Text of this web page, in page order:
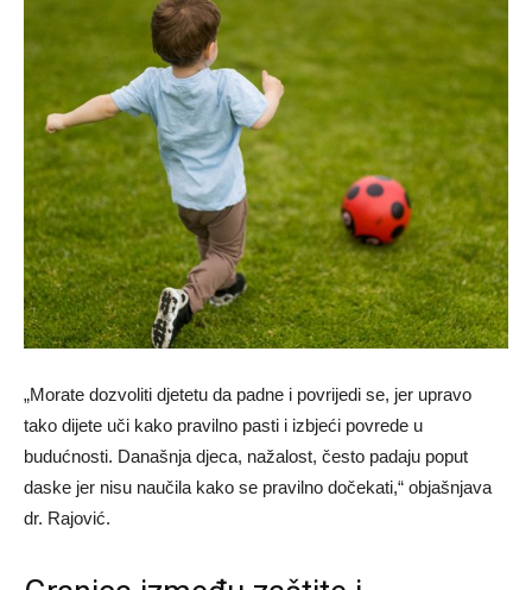
„Morate dozvoliti djetetu da padne i povrijedi se, jer upravo
tako dijete uči kako pravilno pasti i izbjeći povrede u
budućnosti. Današnja djeca, nažalost, često padaju poput
daske jer nisu naučila kako se pravilno dočekati,“ objašnjava
dr. Rajović.